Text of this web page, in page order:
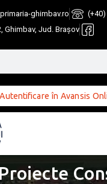
ghimbav.ro
Ghimbav, Jud. Brașov
Autentificare în Avansis